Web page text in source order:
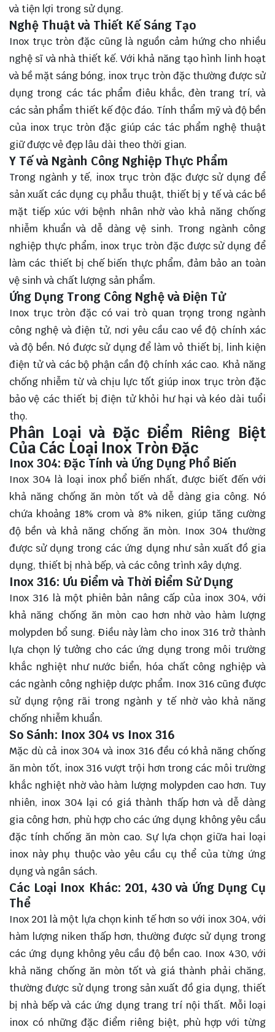
và tiện lợi trong sử dụng.
Nghệ Thuật và Thiết Kế Sáng Tạo
Inox trục tròn đặc cũng là nguồn cảm hứng cho nhiều
nghệ sĩ và nhà thiết kế. Với khả năng tạo hình linh hoạt
và bề mặt sáng bóng, inox trục tròn đặc thường được sử
dụng trong các tác phẩm điêu khắc, đèn trang trí, và
các sản phẩm thiết kế độc đáo. Tính thẩm mỹ và độ bền
của inox trục tròn đặc giúp các tác phẩm nghệ thuật
giữ được vẻ đẹp lâu dài theo thời gian.
Y Tế và Ngành Công Nghiệp Thực Phẩm
Trong ngành y tế, inox trục tròn đặc được sử dụng để
sản xuất các dụng cụ phẫu thuật, thiết bị y tế và các bề
mặt tiếp xúc với bệnh nhân nhờ vào khả năng chống
nhiễm khuẩn và dễ dàng vệ sinh. Trong ngành công
nghiệp thực phẩm, inox trục tròn đặc được sử dụng để
làm các thiết bị chế biến thực phẩm, đảm bảo an toàn
vệ sinh và chất lượng sản phẩm.
Ứng Dụng Trong Công Nghệ và Điện Tử
Inox trục tròn đặc có vai trò quan trọng trong ngành
công nghệ và điện tử, nơi yêu cầu cao về độ chính xác
và độ bền. Nó được sử dụng để làm vỏ thiết bị, linh kiện
điện tử và các bộ phận cần độ chính xác cao. Khả năng
chống nhiễm từ và chịu lực tốt giúp inox trục tròn đặc
bảo vệ các thiết bị điện tử khỏi hư hại và kéo dài tuổi
thọ.
Phân Loại và Đặc Điểm Riêng Biệt
Của Các Loại Inox Tròn Đặc
Inox 304: Đặc Tính và Ứng Dụng Phổ Biến
Inox 304 là loại inox phổ biến nhất, được biết đến với
khả năng chống ăn mòn tốt và dễ dàng gia công. Nó
chứa khoảng 18% crom và 8% niken, giúp tăng cường
độ bền và khả năng chống ăn mòn. Inox 304 thường
được sử dụng trong các ứng dụng như sản xuất đồ gia
dụng, thiết bị nhà bếp, và các công trình xây dựng.
Inox 316: Ưu Điểm và Thời Điểm Sử Dụng
Inox 316 là một phiên bản nâng cấp của inox 304, với
khả năng chống ăn mòn cao hơn nhờ vào hàm lượng
molypden bổ sung. Điều này làm cho inox 316 trở thành
lựa chọn lý tưởng cho các ứng dụng trong môi trường
khắc nghiệt như nước biển, hóa chất công nghiệp và
các ngành công nghiệp dược phẩm. Inox 316 cũng được
sử dụng rộng rãi trong ngành y tế nhờ vào khả năng
chống nhiễm khuẩn.
So Sánh: Inox 304 vs Inox 316
Mặc dù cả inox 304 và inox 316 đều có khả năng chống
ăn mòn tốt, inox 316 vượt trội hơn trong các môi trường
khắc nghiệt nhờ vào hàm lượng molypden cao hơn. Tuy
nhiên, inox 304 lại có giá thành thấp hơn và dễ dàng
gia công hơn, phù hợp cho các ứng dụng không yêu cầu
đặc tính chống ăn mòn cao. Sự lựa chọn giữa hai loại
inox này phụ thuộc vào yêu cầu cụ thể của từng ứng
dụng và ngân sách.
Các Loại Inox Khác: 201, 430 và Ứng Dụng Cụ
Thể
Inox 201 là một lựa chọn kinh tế hơn so với inox 304, với
hàm lượng niken thấp hơn, thường được sử dụng trong
các ứng dụng không yêu cầu độ bền cao. Inox 430, với
khả năng chống ăn mòn tốt và giá thành phải chăng,
thường được sử dụng trong sản xuất đồ gia dụng, thiết
bị nhà bếp và các ứng dụng trang trí nội thất. Mỗi loại
inox có những đặc điểm riêng biệt, phù hợp với từng